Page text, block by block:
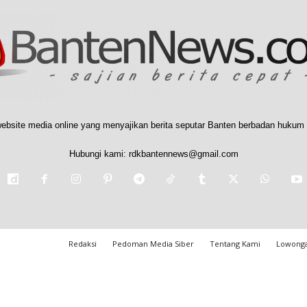
media online yang menyajikan berita seputar Banten berbadan
Hubungi kami: rdkbantennews@gmail.com
Redaksi Pedoman Media Siber Tentang Kami